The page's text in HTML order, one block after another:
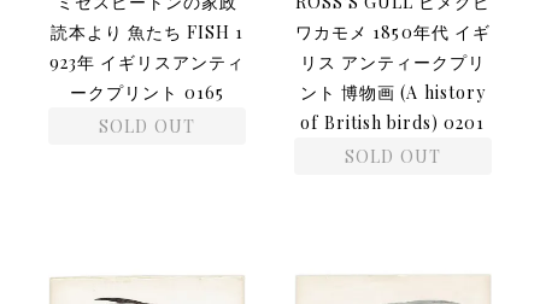
読本より 魚たち FISH 1
923年 イギリスアンティ
ークプリント 0165
SOLD OUT
ワカモメ 1850年代 イギ
リス アンティークプリ
ント 博物画 (A history
of British birds) 0201
SOLD OUT